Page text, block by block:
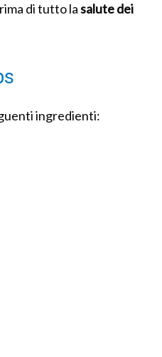
di tutto lasalute dei
ingredienti: